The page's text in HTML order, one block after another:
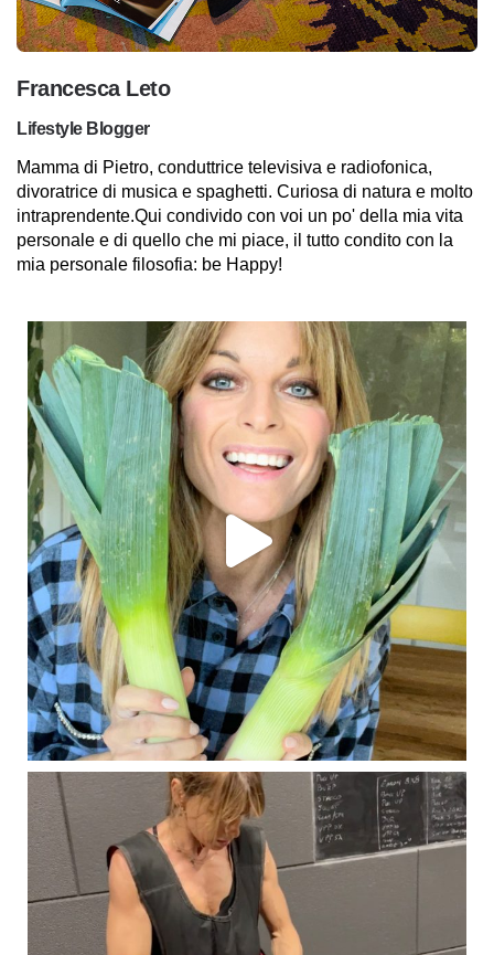
Francesca Leto
Lifestyle Blogger
Mamma di Pietro, conduttrice televisiva e radiofonica,
divoratrice di musica e spaghetti. Curiosa di natura e molto
intraprendente.Qui condivido con voi un po' della mia vita
personale e di quello che mi piace, il tutto condito con la
mia personale filosofia: be Happy!